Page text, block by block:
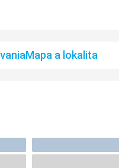
Mapa a lokalita